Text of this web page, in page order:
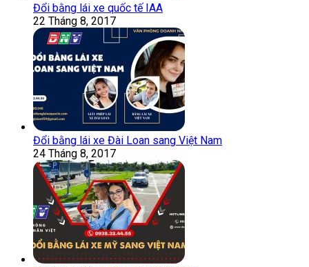
Đổi bằng lái xe quốc tế IAA
22 Tháng 8, 2017
Đổi bằng lái xe Đài Loan sang Việt Nam
24 Tháng 8, 2017